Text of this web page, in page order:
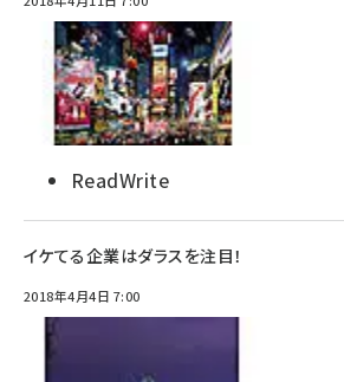
ReadWrite
イケてる企業はダラスを注目！
2018年4月4日 7:00